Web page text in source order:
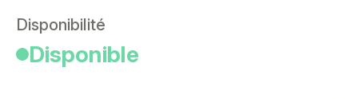
Disponibilité
Disponible